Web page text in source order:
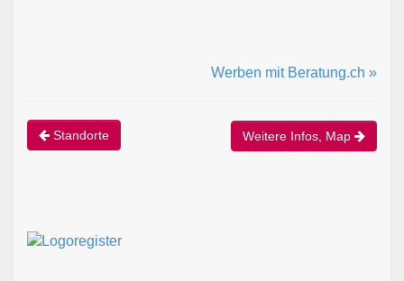
Werben mit Beratung.ch »
Standorte Weitere Infos, Map